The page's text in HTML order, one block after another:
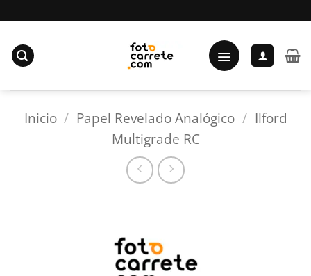
al
contenido
Inicio / Papel Revelado Analógico / Ilford
Multigrade RC